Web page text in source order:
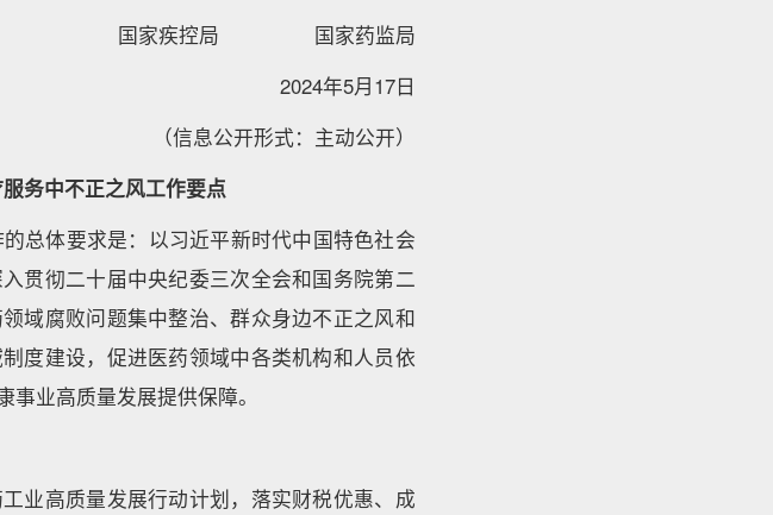
国家疾控局 国家药监局
2024年5月17日
（信息公开形式：主动公开）
务中不正之风工作要点
总体要求是：以习近平新时代中国特色社会
贯彻二十届中央纪委三次全会和国务院第二
域腐败问题集中整治、群众身边不正之风和
度建设，促进医药领域中各类机构和人员依
业高质量发展提供保障。
业高质量发展行动计划，落实财税优惠、成